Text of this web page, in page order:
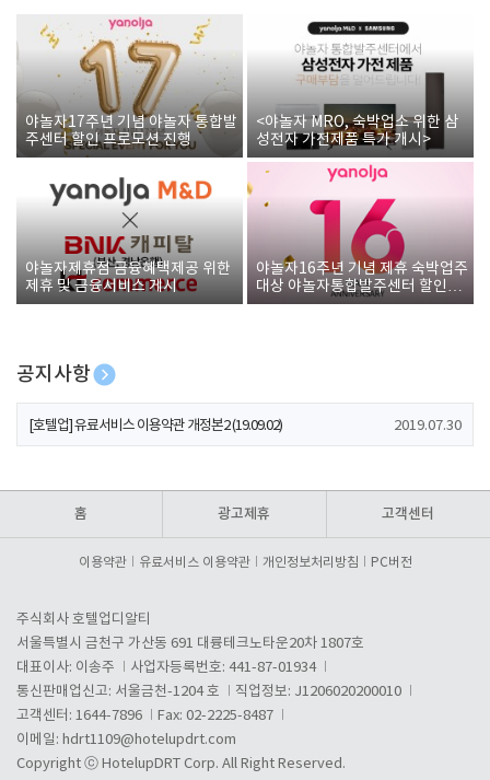
야놀자17주년 기념 야놀자 통합발
주센터 할인 프로모션 진행
<야놀자 MRO, 숙박업소 위한 삼
성전자 가전제품 특가 개시>
야놀자제휴점 금융혜택제공 위한
제휴 및 금융서비스 게시
야놀자16주년 기념 제휴 숙박업주
대상 야놀자통합발주센터 할인쿠
폰 증정
공지사항
[호텔업] 개인정보 처리방침 개정본1 (19.09.02)
[호텔업] 유료서비스 이용약관 개정본2 (19.09.02) 2019.07.30
홈 광고제휴 고객센터
이용약관 유료서비스 이용약관 개인정보처리방침 PC버전
주식회사 호텔업디알티
서울특별시 금천구 가산동 691 대륭테크노타운20차 1807호
대표이사: 이송주
사업자등록번호: 441-87-01934
통신판매업신고: 서울금천-1204 호
직업정보: J1206020200010
고객센터: 1644-7896
Fax: 02-2225-8487
이메일: hdrt1109@hotelupdrt.com
Copyright ⓒ HotelupDRT Corp. All Right Reserved.